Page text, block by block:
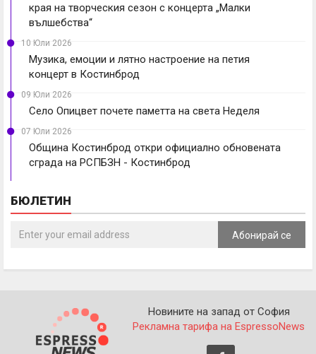
края на творческия сезон с концерта „Малки
вълшебства“
10 Юли 2026
Музика, емоции и лятно настроение на петия
концерт в Костинброд
09 Юли 2026
Село Опицвет почете паметта на света Неделя
07 Юли 2026
Община Костинброд откри официално обновената
сграда на РСПБЗН - Костинброд
БЮЛЕТИН
Абонирай се
Новините на запад от София
Рекламна тарифа на EspressoNews